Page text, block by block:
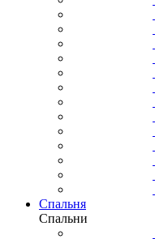
Спальня
Спальни